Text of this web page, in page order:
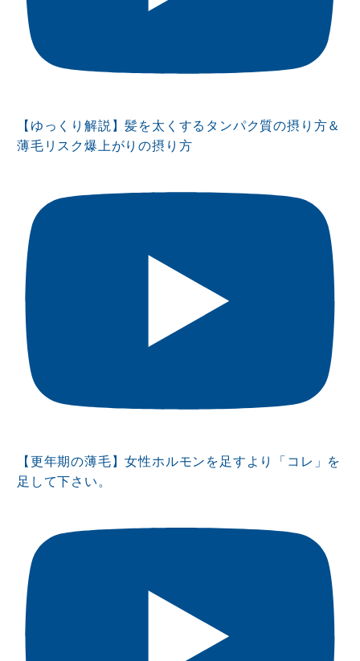
【ゆっくり解説】髪を太くするタンパク質の摂り方＆
薄毛リスク爆上がりの摂り方
【更年期の薄毛】女性ホルモンを足すより「コレ」を
足して下さい。